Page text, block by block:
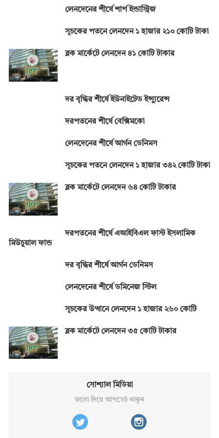
লেনদেনের শীর্ষে শার্প ইন্ডাস্ট্রিজ
সূচকের পতনে লেনদেন ১ হাজার ২১০ কোটি টাকা
ব্লক মার্কেটে লেনদেন ৪১ কোটি টাকার
দর বৃদ্ধির শীর্ষে ইউনাইটেড ইন্স্যুরেন্স
দরপতনের শীর্ষে বেক্সিমকো
লেনদেনের শীর্ষে আর্গন ডেনিমস
সূচকের পতনে লেনদেন ১ হাজার ৩৪২ কোটি টাকা
ব্লক মার্কেটে লেনদেন ৬৪ কোটি টাকার
দরপতনের শীর্ষে এআইবিএল ফাস্ট ইসলামিক
মিউচুয়াল ফান্ড
দর বৃদ্ধির শীর্ষে আর্গন ডেনিমস
লেনদেনের শীর্ষে ডমিনেজ স্টিল
সূচকের উত্থানে লেনদেন ১ হাজার ২৬০ কোটি
ব্লক মার্কেটে লেনদেন ৩৫ কোটি টাকার
সোশ্যাল মিডিয়া
ফলো দিয়ে আপডেট থাকুন